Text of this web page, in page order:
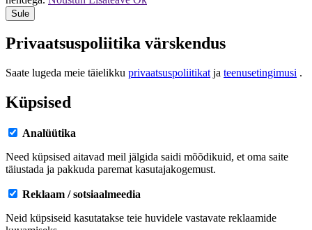
Sule
Privaatsuspoliitika värskendus
Saate lugeda meie täielikku privaatsuspoliitikat ja teenusetingimusi .
Küpsised
Analüütika
Need küpsised aitavad meil jälgida saidi mõõdikuid, et oma saite
täiustada ja pakkuda paremat kasutajakogemust.
Reklaam / sotsiaalmeedia
Neid küpsiseid kasutatakse teie huvidele vastavate reklaamide